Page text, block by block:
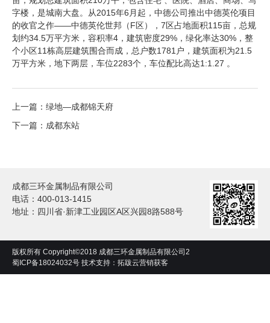
字楼，是城南大盘。从2015年6月起，中德公司推出中德英伦项目
的收官之作——中德英伦世邦（F区），7区占地面积115亩，总规
划约34.5万平方米，容积率4，建筑密度29%，绿化率达30%，整
个小区11栋高层建筑围合而成，总户数1781户，建筑面积为21.5
万平方米，地下两层，车位2283个，车位配比高达1:1.27 。
上一篇： 绿地—成都锦天府
下一篇： 成都东站
成都三环金属制品有限公司
电话：400-013-1415
地址：四川省·新津工业园区A区兴园8路588号
版权所有 Copyright©2018 成都三环金属制品有限公司2
蜀ICP备18024032号 技术支持：拓跋云营销获客